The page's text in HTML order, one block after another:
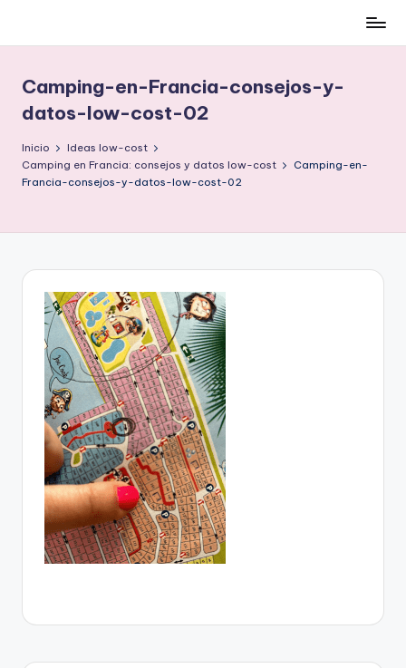
contenido
low-
cost
y
morir
en
Camping-en-Francia-consejos-y-
datos-low-cost-02
Inicio
Ideas low-cost
Camping en Francia: consejos y datos low-cost
Camping-en-
Francia-consejos-y-datos-low-cost-02